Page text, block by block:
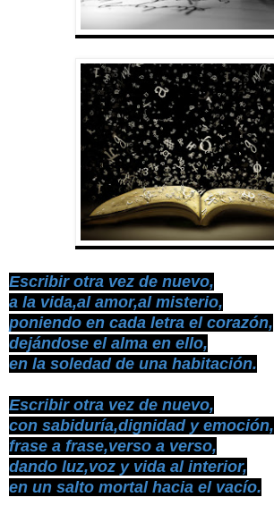
Escribir otra vez de nuevo,
a la vida,al amor,al misterio,
poniendo en cada letra el corazón,
dejándose el alma en ello,
en la soledad de una habitación.
Escribir otra vez de nuevo,
con sabiduría,dignidad y emoción,
frase a frase,verso a verso,
dando luz,voz y vida al interior,
en un salto mortal hacia el vacío.